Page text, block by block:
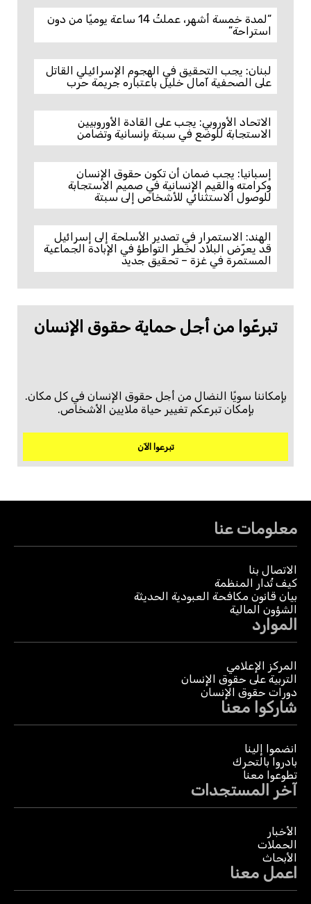
“لمدة خمسة أشهر، عملتُ 14 ساعة يوميًا من دون
استراحة”
لبنان: يجب التحقيق في الهجوم الإسرائيلي القاتل
على الصحفية آمال خليل باعتباره جريمة حرب
الاتحاد الأوروبي: يجب على القادة الأوروبيين
الاستجابة للوضع في سبتة بإنسانية وتضامن
إسبانيا: يجب ضمان أن تكون حقوق الإنسان
وكرامته والقيم الإنسانية في صميم الاستجابة
للوصول الاستثنائي للأشخاص إلى سبتة
الهند: الاستمرار في تصدير الأسلحة إلى إسرائيل
قد يعرّض البلاد لخطر التواطؤ في الإبادة الجماعية
المستمرة في غزة – تحقيق جديد
تبرعّوا من أجل حماية حقوق الإنسان
بإمكاننا سويًا النضال من أجل حقوق الإنسان في كل مكان.
بإمكان تبرعكم تغيير حياة ملايين الأشخاص.
تبرعوا الآن
معلومات عنا
الاتصال بنا
كيف تُدار المنظمة
بيان قانون مكافحة العبودية الحديثة
الشؤون المالية
الموارد
المركز الإعلامي
التربية على حقوق الإنسان
دورات حقوق الإنسان
شاركوا معنا
انضموا إلينا
بادروا بالتحرك
تطوعوا معنا
آخر المستجدات
الأخبار
الحملات
الأبحاث
اعمل معنا